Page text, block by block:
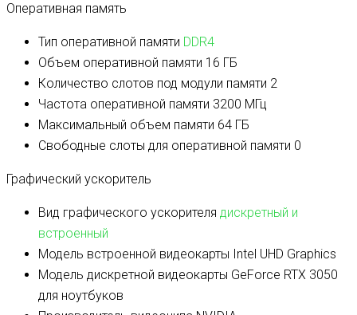
Оперативная память
Тип оперативной памяти DDR4
Объем оперативной памяти 16 ГБ
Количество слотов под модули памяти 2
Частота оперативной памяти 3200 МГц
Максимальный объем памяти 64 ГБ
Свободные слоты для оперативной памяти 0
Графический ускоритель
Вид графического ускорителя дискретный и
встроенный
Модель встроенной видеокарты Intel UHD Graphics
Модель дискретной видеокарты GeForce RTX 3050
для ноутбуков